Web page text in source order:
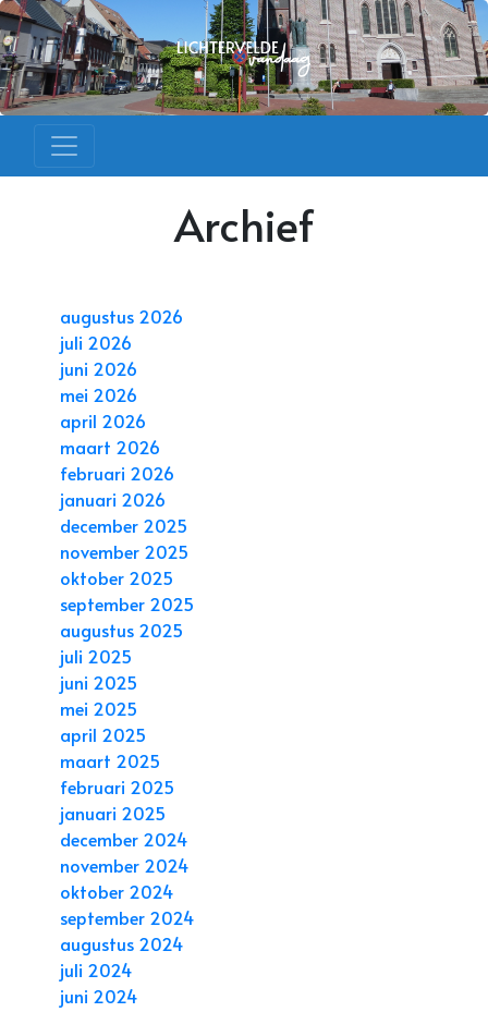
Archief
augustus 2026
juli 2026
juni 2026
mei 2026
april 2026
maart 2026
februari 2026
januari 2026
december 2025
november 2025
oktober 2025
september 2025
augustus 2025
juli 2025
juni 2025
mei 2025
april 2025
maart 2025
februari 2025
januari 2025
december 2024
november 2024
oktober 2024
september 2024
augustus 2024
juli 2024
juni 2024